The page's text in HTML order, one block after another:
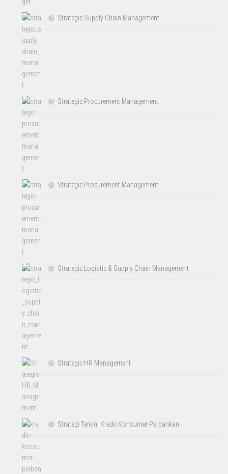
Strategic Supply Chain Management
Strategic Procurement Management
Strategic Procurement Management
Strategic Logistic & Supply Chain Management
Strategic HR Management
Strategi Terkini Kredit Konsumer Perbankan